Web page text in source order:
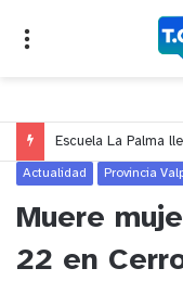
Actualidad Provincia
Muere
22 en